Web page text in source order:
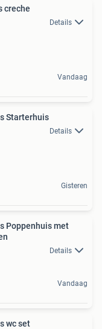
creche
Details
Vandaag
Starterhuis
Details
Gisteren
Poppenhuis met
Details
Vandaag
wc set